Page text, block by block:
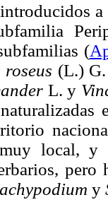
(
(L.)
L. y
local, y
pero
y